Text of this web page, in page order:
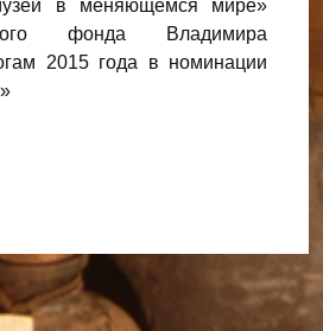
в меняющемся мире»
фонда Владимира
2015 года в номинации